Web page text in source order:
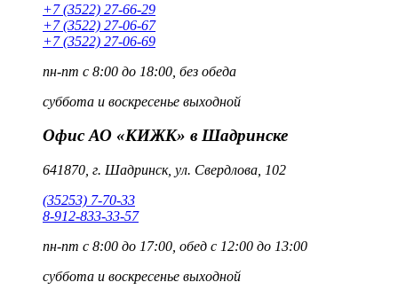
+7 (3522) 27-66-29
+7 (3522) 27-06-67
+7 (3522) 27-06-69
пн-пт с 8:00 до 18:00, без обеда
суббота и воскресенье выходной
Офис АО «КИЖК» в Шадринске
641870, г. Шадринск, ул. Свердлова, 102
(35253) 7-70-33
8-912-833-33-57
пн-пт с 8:00 до 17:00, обед с 12:00 до 13:00
суббота и воскресенье выходной